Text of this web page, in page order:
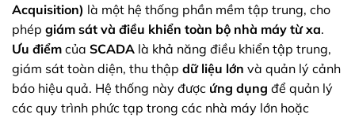
Acquisition) là một hệ thống phần mềm tập trung, cho
phép giám sát và điều khiển toàn bộ nhà máy từ xa.
Ưu điểm của SCADA là khả năng điều khiển tập trung,
giám sát toàn diện, thu thập dữ liệu lớn và quản lý cảnh
báo hiệu quả. Hệ thống này được ứng dụng để quản lý
các quy trình phức tạp trong các nhà máy lớn hoặc